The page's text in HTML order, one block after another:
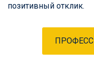
позитивный отклик.